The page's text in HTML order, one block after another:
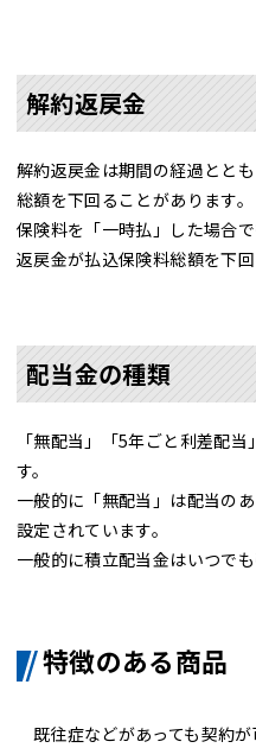
解約返戻金
解約返戻金は期間の経過とと
総額を下回ることがあります。
保険料を「一時払」した場合
返戻金が払込保険料総額を下回
配当金の種類
「無配当」「5年ごと利差配
す。
一般的に「無配当」は配当の
設定されています。
一般的に積立配当金はいつで
特徴のある商品
既往症などがあっても契約